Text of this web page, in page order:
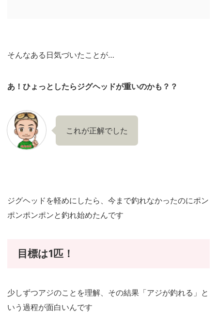
そんなある日気づいたことが…
あ！ひょっとしたらジグヘッドが重いのかも？？
これが正解でした
ジグヘッドを軽めにしたら、今まで釣れなかったのにポン
ポンポンポンと釣れ始めたんです
目標は1匹！
少しずつアジのことを理解、その結果「アジが釣れる」と
いう過程が面白いんです